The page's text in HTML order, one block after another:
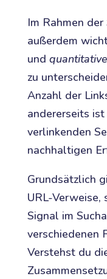
Im Rahmen
außerdem
und
zu
Anzahl der
andererseits
verlinkenden
nachhaltigen
Grundsätzlich
URL-Verweise,
Signal im
verschiedenen
Verstehst du